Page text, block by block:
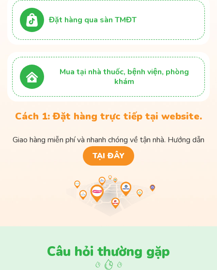
Đặt hàng qua sàn TMĐT
Mua tại nhà thuốc, bệnh viện, phòng
khám
Cách 1: Đặt hàng trực tiếp tại website.
Giao hàng miễn phí và nhanh chóng về tận nhà. Hướng dẫn
TẠI ĐÂY
Câu hỏi thường gặp